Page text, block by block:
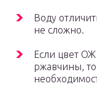
Воду
не сложно.
Если цвет
ржавчины,